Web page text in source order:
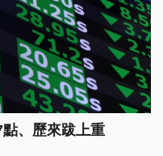
、歷來跋上重